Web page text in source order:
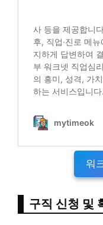
워
구직 신청 및